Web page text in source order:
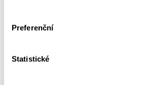
Preferenční
Statistické